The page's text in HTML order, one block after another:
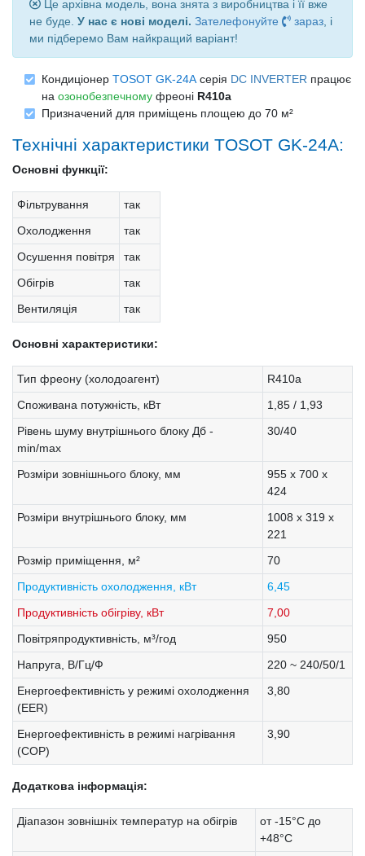
Це архівна модель, вона знята з виробництва і її вже
не буде. У нас є нові моделі. Зателефонуйте зараз , і
ми підберемо Вам найкращий варіант!
Кондиціонер TOSOT GK-24A серія DC INVERTER працює
на озонобезпечному фреоні R410a
Призначений для приміщень площею до 70 м²
Технічні характеристики TOSOT GK-24A:
Основні функції:
Фільтрування
так
Охолодження
так
Осушення повітря
так
Обігрів
так
Вентиляція
так
Основні характеристики:
Тип фреону (холодоагент)
R410a
Споживана потужність, кВт
1,85 / 1,93
Рівень шуму внутрішнього блоку Дб -
min/max
30/40
Розміри зовнішнього блоку, мм
955 х 700 х
424
Розміри внутрішнього блоку, мм
1008 x 319 x
221
Розмір приміщення, м²
70
Продуктивність охолодження, кВт
6,45
Продуктивність обігріву, кВт
7,00
Повітряпродуктивність, м³/год
950
Напруга, В/Гц/Ф
220 ~ 240/50/1
Енергоефективність у режимі охолодження
(EER)
3,80
Енергоефективність в режимі нагрівання
(COP)
3,90
Додаткова інформація:
Діапазон зовнішніх температур на обігрів
от -15°C до
+48°C